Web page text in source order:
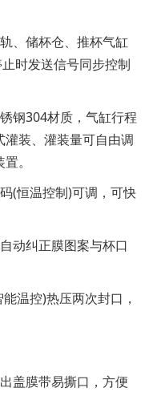
储杯仓、推杯气缸
时发送信号同步控制
304材质，气缸行程
装、灌装量可自由调
。
恒温控制)可调，可快
纠正膜图案与杯口
温控)热压两次封口，
膜带易撕口，方便